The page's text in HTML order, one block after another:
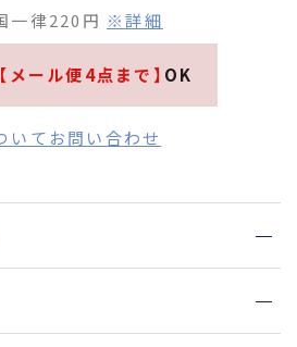
一律220円 ※詳細
【メール便4点まで】 OK
いてお問い合わせ